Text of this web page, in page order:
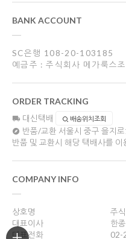
BANK ACCOUNT
SC은행 108-20-103185
예금주 : 주식회사 메가룩스
ORDER TRACKING
대신택배 배송위치조회
반품/교환 서울시 중구 을지
반품 및 교환시 해당 택배사를 이
COMPANY INFO
상호명
주
대표이사
한
대표전화
02-